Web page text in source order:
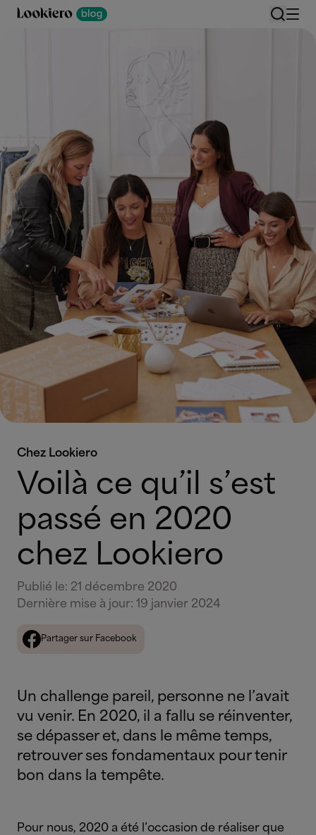
Chez Lookiero
Voilà ce qu’il s’est
passé en 2020
chez Lookiero
Publié le: 21 décembre 2020
Dernière mise à jour: 19 janvier 2024
Partager sur Facebook
Un challenge pareil, personne ne l’avait
vu venir. En 2020, il a fallu se réinventer,
se dépasser et, dans le même temps,
retrouver ses fondamentaux pour tenir
bon dans la tempête.
Pour nous, 2020 a été l’occasion de réaliser que